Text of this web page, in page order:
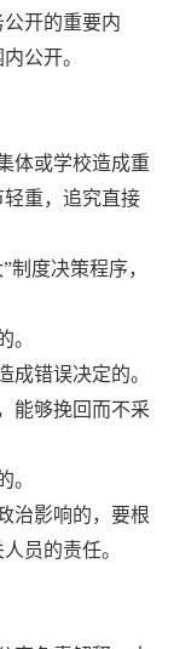
开的重要内
公开。
体或学校造成重
重，追究直接
制度决策程序，
。
成错误决定的。
能够挽回而不采
。
治影响的，要根
员的责任。